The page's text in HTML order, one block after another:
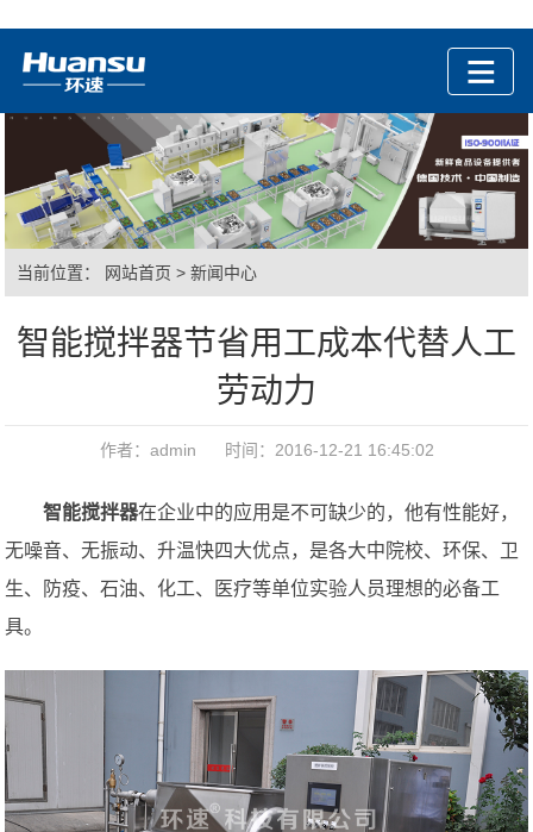
当前位置： 网站首页 >新闻中心
智能搅拌器节省用工成本代替人工
劳动力
作者：admin 时间：2016-12-21 16:45:02
智能搅拌器在企业中的应用是不可缺少的，他有性能好，
无噪音、无振动、升温快四大优点，是各大中院校、环保、卫
生、防疫、石油、化工、医疗等单位实验人员理想的必备工
具。